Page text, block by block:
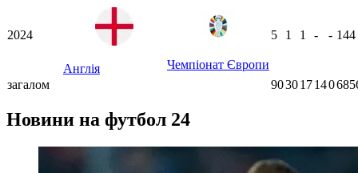
2024
Англія Чемпіонат Європи
5 1 1 - - 144
загалом 903017140
Новини на футбол 24